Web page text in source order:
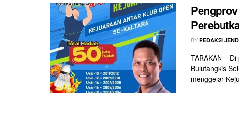
BY REDAKSI
TARAKAN –
Bulutangkis
menggelar